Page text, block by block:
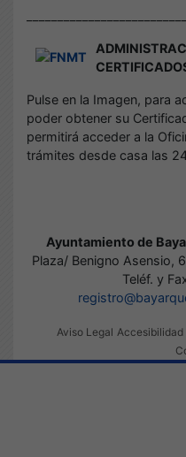
Pulse en la Imagen, para
poder obtener su
permitirá acceder a la
trámites desde casa las
Ayuntamiento de
Plaza/ Benigno Asensio,
Teléf. y
Aviso Legal Accesibilidad